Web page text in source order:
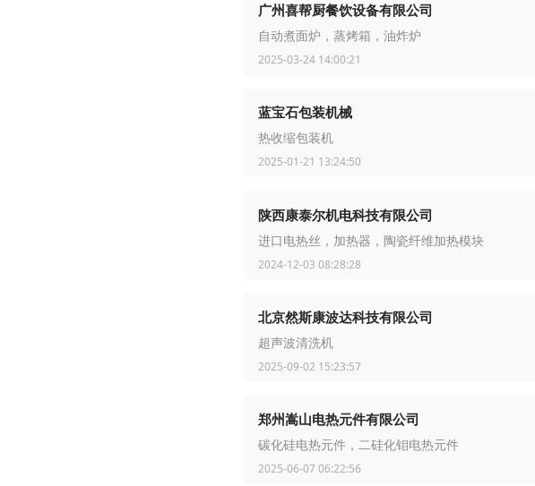
广州喜帮厨餐饮设备有限公司
自动煮面炉，蒸烤箱，油炸炉
2025-03-24 14:00:21
蓝宝石包装机械
热收缩包装机
2025-01-21 13:24:50
陕西康泰尔机电科技有限公司
进口电热丝，加热器，陶瓷纤维加热模块
2024-12-03 08:28:28
北京然斯康波达科技有限公司
超声波清洗机
2025-09-02 15:23:57
郑州嵩山电热元件有限公司
碳化硅电热元件，二硅化钼电热元件
2025-06-07 06:22:56